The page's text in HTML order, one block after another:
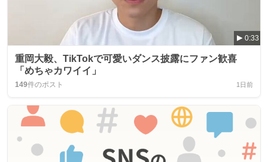
0:33
重岡大毅、TikTokで可愛いダンス披露にファン歓喜
「めちゃカワイイ」
149件のポスト 1日前